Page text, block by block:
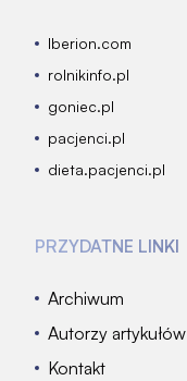
Iberion.com
rolnikinfo.pl
goniec.pl
pacjenci.pl
dieta.pacjenci.pl
PRZYDATNE LINKI
Archiwum
Autorzy artykułów
Kontakt